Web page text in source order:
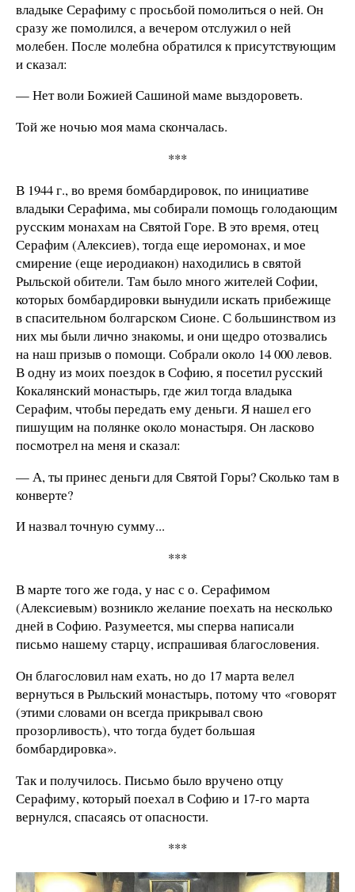
владыке Серафиму с просьбой помолиться о ней. Он
сразу же помолился, а вечером отслужил о ней
молебен. После молебна обратился к присутствующим
и сказал:
— Нет воли Божией Сашиной маме выздороветь.
Той же ночью моя мама скончалась.
***
В 1944 г., во время бомбардировок, по инициативе
владыки Серафима, мы собирали помощь голодающим
русским монахам на Святой Горе. В это время, отец
Серафим (Алексиев), тогда еще иеромонах, и мое
смирение (еще иеродиакон) находились в святой
Рыльской обители. Там было много жителей Софии,
которых бомбардировки вынудили искать прибежище
в спасительном болгарском Сионе. С большинством из
них мы были лично знакомы, и они щедро отозвались
на наш призыв о помощи. Собрали около 14 000 левов.
В одну из моих поездок в Софию, я посетил русский
Кокалянский монастырь, где жил тогда владыка
Серафим, чтобы передать ему деньги. Я нашел его
пишущим на полянке около монастыря. Он ласково
посмотрел на меня и сказал:
— А, ты принес деньги для Святой Горы? Сколько там в
конверте?
И назвал точную сумму...
***
В марте того же года, у нас с о. Серафимом
(Алексиевым) возникло желание поехать на несколько
дней в Софию. Разумеется, мы сперва написали
письмо нашему старцу, испрашивая благословения.
Он благословил нам ехать, но до 17 марта велел
вернуться в Рыльский монастырь, потому что «говорят
(этими словами он всегда прикрывал свою
прозорливость), что тогда будет большая
бомбардировка».
Так и получилось. Письмо было вручено отцу
Серафиму, который поехал в Софию и 17-го марта
вернулся, спасаясь от опасности.
***